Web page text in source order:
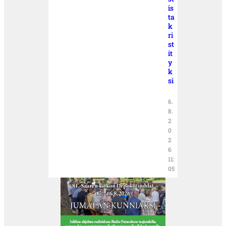
is
ta
k
ri
st
it
y
k
si
6.
8.
2
0
2
6
11:
05